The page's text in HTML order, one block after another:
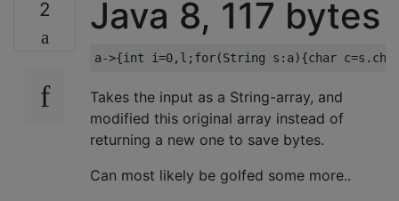
2 Java 8, 117 bytes
a->{int i=0, l ; for(String s : a){char c=s .
Takes the input as a String-array, and
modified this original array instead of
returning a new one to save bytes.
Can most likely be golfed some more..